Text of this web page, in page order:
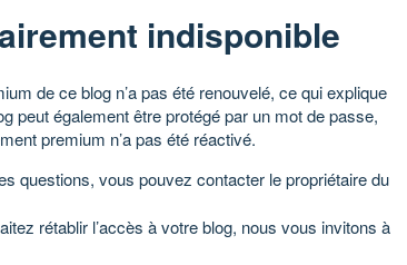
indisponible
de ce blog n’a pas été renouvelé, ce qui explique
peut également être protégé par un mot de passe,
premium n’a pas été réactivé.
questions, vous pouvez contacter le propriétaire du
rétablir l’accès à votre blog, nous vous invitons à